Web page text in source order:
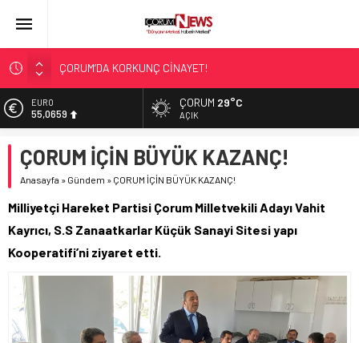
ÇORUM’DA KORKUNÇ CİNAYET!
ASLAN, CUMHURBAŞKANI BAŞDANIŞMANI OLDU
ÇORUM ŞEKER’İN SATIŞINA ONAY
EURO
55,0659
6.521,17
BİST
47,5953
ÇORUM 29°C
AÇIK
ÇORUM İÇİN BÜYÜK KAZANÇ!
Anasayfa » Gündem » ÇORUM İÇİN BÜYÜK KAZANÇ!
Milliyetçi Hareket Partisi Çorum Milletvekili Adayı Vahit
Kayrıcı, S.S Zanaatkarlar Küçük Sanayi Sitesi yapı
Kooperatifi’ni ziyaret etti.